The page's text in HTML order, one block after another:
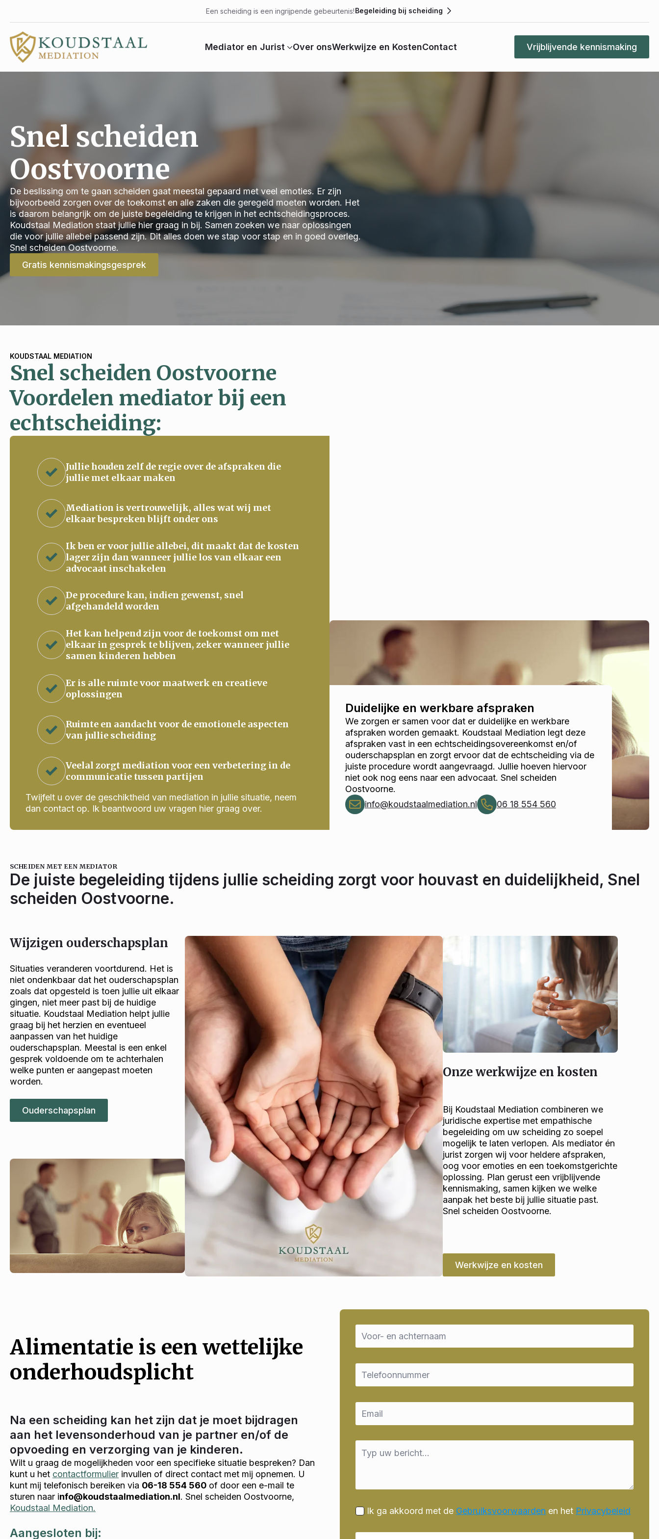
Een scheiding is een ingrijpende gebeurtenis!Begeleiding bij scheiding
Mediator en Jurist Over onsWerkwijze en KostenContact Vrijblijvende kennismaking
Snel scheiden
Oostvoorne
De beslissing om te gaan scheiden gaat meestal gepaard met veel emoties. Er zijn
bijvoorbeeld zorgen over de toekomst en alle zaken die geregeld moeten worden. Het
is daarom belangrijk om de juiste begeleiding te krijgen in het echtscheidingsproces.
Koudstaal Mediation staat jullie hier graag in bij. Samen zoeken we naar oplossingen
die voor jullie allebei passend zijn. Dit alles doen we stap voor stap en in goed overleg.
Snel scheiden Oostvoorne.
Gratis kennismakingsgesprek
KOUDSTAAL MEDIATION
Snel scheiden Oostvoorne
Voordelen mediator bij een
echtscheiding:
Jullie houden zelf de regie over de afspraken die
jullie met elkaar maken
Mediation is vertrouwelijk, alles wat wij met
elkaar bespreken blijft onder ons
Ik ben er voor jullie allebei, dit maakt dat de kosten
lager zijn dan wanneer jullie los van elkaar een
advocaat inschakelen
De procedure kan, indien gewenst, snel
afgehandeld worden
Het kan helpend zijn voor de toekomst om met
elkaar in gesprek te blijven, zeker wanneer jullie
samen kinderen hebben
Er is alle ruimte voor maatwerk en creatieve
oplossingen
Ruimte en aandacht voor de emotionele aspecten
van jullie scheiding
Veelal zorgt mediation voor een verbetering in de
communicatie tussen partijen
Twijfelt u over de geschiktheid van mediation in jullie situatie, neem
dan contact op. Ik beantwoord uw vragen hier graag over.
Duidelijke en werkbare afspraken
We zorgen er samen voor dat er duidelijke en werkbare
afspraken worden gemaakt. Koudstaal Mediation legt deze
afspraken vast in een echtscheidingsovereenkomst en/of
ouderschapsplan en zorgt ervoor dat de echtscheiding via de
juiste procedure wordt aangevraagd. Jullie hoeven hiervoor
niet ook nog eens naar een advocaat. Snel scheiden
Oostvoorne.
info@koudstaalmediation.nl
06 18 554 560
SCHEIDEN MET EEN MEDIATOR
De juiste begeleiding tijdens jullie scheiding zorgt voor houvast en duidelijkheid, Snel
scheiden Oostvoorne.
Wijzigen ouderschapsplan
Situaties veranderen voortdurend. Het is
niet ondenkbaar dat het ouderschapsplan
zoals dat opgesteld is toen jullie uit elkaar
gingen, niet meer past bij de huidige
situatie. Koudstaal Mediation helpt jullie
graag bij het herzien en eventueel
aanpassen van het huidige
ouderschapsplan. Meestal is een enkel
gesprek voldoende om te achterhalen
welke punten er aangepast moeten
worden.
Ouderschapsplan
Onze werkwijze en kosten
Bij Koudstaal Mediation combineren we
juridische expertise met empathische
begeleiding om uw scheiding zo soepel
mogelijk te laten verlopen. Als mediator én
jurist zorgen wij voor heldere afspraken,
oog voor emoties en een toekomstgerichte
oplossing. Plan gerust een vrijblijvende
kennismaking, samen kijken we welke
aanpak het beste bij jullie situatie past.
Snel scheiden Oostvoorne.
Werkwijze en kosten
Alimentatie is een wettelijke
onderhoudsplicht
Na een scheiding kan het zijn dat je moet bijdragen
aan het levensonderhoud van je partner en/of de
opvoeding en verzorging van je kinderen.
Wilt u graag de mogelijkheden voor een specifieke situatie bespreken? Dan
kunt u het contactformulier invullen of direct contact met mij opnemen. U
kunt mij telefonisch bereiken via 06-18 554 560 of door een e-mail te
sturen naar info@koudstaalmediation.nl. Snel scheiden Oostvoorne,
Koudstaal Mediation.
Aangesloten bij:
Name
*
Email
Email
Message
Ik ga akkoord met de Gebruiksvoorwaarden en het Privacybeleid